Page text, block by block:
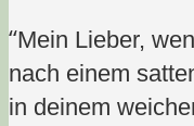
“Mein Lieber,
nach einem
in deinem